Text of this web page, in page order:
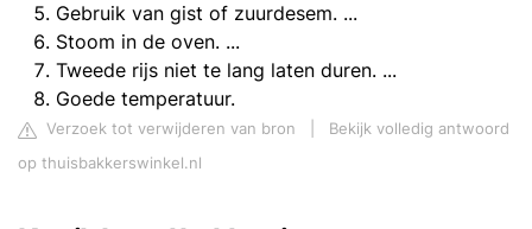
Gebruik van gist of zuurdesem. ...
Stoom in de oven. ...
Tweede rijs niet te lang laten duren. ...
Goede temperatuur.
Verzoek tot verwijderen van bron
Bekijk volledig antwoord
op thuisbakkerswinkel.nl